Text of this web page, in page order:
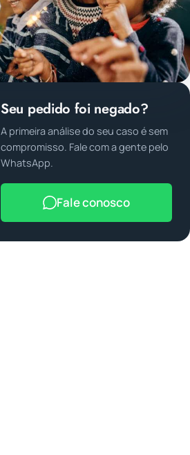
Seu pedido foi negado?
A primeira análise do seu caso é sem
compromisso. Fale com a gente pelo
WhatsApp.
Fale conosco